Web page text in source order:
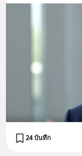
24 บันทึก